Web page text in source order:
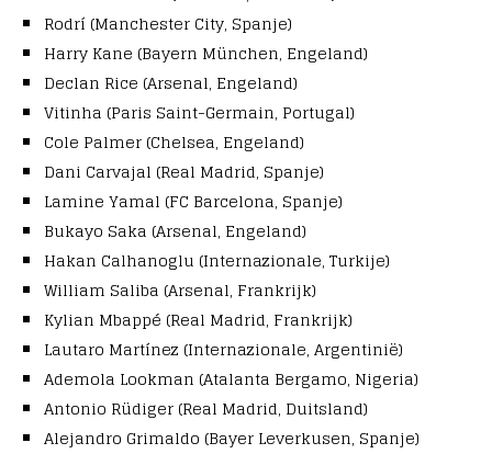
Rodrí (Manchester City, Spanje)
Harry Kane (Bayern München, Engeland)
Declan Rice (Arsenal, Engeland)
Vitinha (Paris Saint-Germain, Portugal)
Cole Palmer (Chelsea, Engeland)
Dani Carvajal (Real Madrid, Spanje)
Lamine Yamal (FC Barcelona, Spanje)
Bukayo Saka (Arsenal, Engeland)
Hakan Calhanoglu (Internazionale, Turkije)
William Saliba (Arsenal, Frankrijk)
Kylian Mbappé (Real Madrid, Frankrijk)
Lautaro Martínez (Internazionale, Argentinië)
Ademola Lookman (Atalanta Bergamo, Nigeria)
Antonio Rüdiger (Real Madrid, Duitsland)
Alejandro Grimaldo (Bayer Leverkusen, Spanje)